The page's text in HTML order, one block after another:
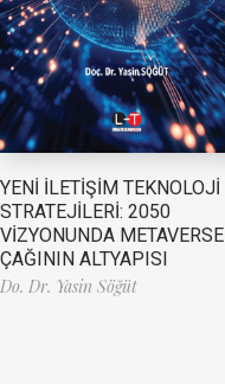
YENİ İLETİŞİM TEKNOLOJİ
STRATEJİLERİ: 2050
VİZYONUNDA METAVERSE
ÇAĞININ ALTYAPISI
Do. Dr. Yasin Söğüt